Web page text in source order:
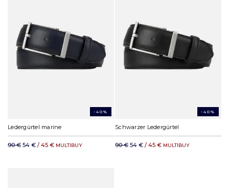
-40%
Ledergürtel marine
90 € 54 € / 45 € MULTIBUY
-40%
Schwarzer Ledergürtel
90 € 54 € / 45 € MULTIBUY